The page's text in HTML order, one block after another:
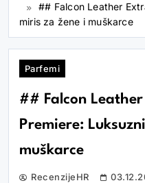
## Falcon Leather
miris za žene i muškarce
Parfemi
## Falcon
Premiere:
muškarce
RecenzijeHR